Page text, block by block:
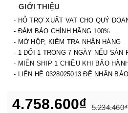
GIỚI THIỆU
- HỖ TRỢ XUẤT VAT CHO QUÝ
- ĐẢM BẢO CHÍNH HÃNG 100%
- MỞ HỘP, KIỂM TRA NHẬN HÀNG
- 1 ĐỔI 1 TRONG 7 NGÀY NẾU SẢN
- MIỄN SHIP 1 CHIỀU KHI BẢO
- LIÊN HỆ 0328025013 ĐỂ NHẬN
4.758.600₫ 5.234.460₫